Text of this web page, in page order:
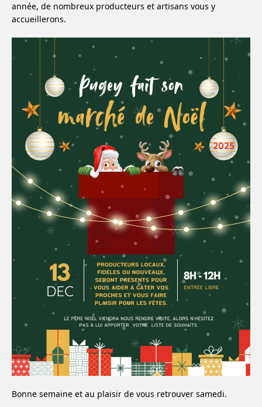
année, de nombreux producteurs et artisans vous y
accueillerons.
Bonne semaine et au plaisir de vous retrouver samedi.